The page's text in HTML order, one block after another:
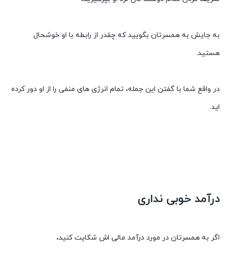
به جایش به همسرتان بگویید که چقدر از رابطه با او خوشحال
هستید.
در واقع شما با گفتن این جمله، تمام انرژی های منفی را از او دور کرده
اید.
درآمد خوبی نداری
اگر به همسرتان در مورد درآمد مالی اش شکایت کنید،